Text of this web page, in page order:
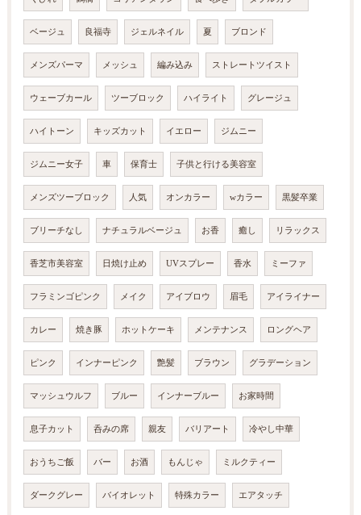
ベージュ 良福寺 ジェルネイル 夏 ブロンド
メンズパーマ メッシュ 編み込み ストレートツイスト
ウェーブカール ツーブロック ハイライト グレージュ
ハイトーン キッズカット イエロー ジムニー
ジムニー女子 車 保育士 子供と行ける美容室
メンズツーブロック 人気 オンカラー wカラー 黒髪卒業
ブリーチなし ナチュラルベージュ お香 癒し リラックス
香芝市美容室 日焼け止め UVスプレー 香水 ミーファ
フラミンゴピンク メイク アイブロウ 眉毛 アイライナー
カレー 焼き豚 ホットケーキ メンテナンス ロングヘア
ピンク インナーピンク 艶髪 ブラウン グラデーション
マッシュウルフ ブルー インナーブルー お家時間
息子カット 呑みの席 親友 バリアート 冷やし中華
おうちご飯 バー お酒 もんじゃ ミルクティー
ダークグレー バイオレット 特殊カラー エアタッチ